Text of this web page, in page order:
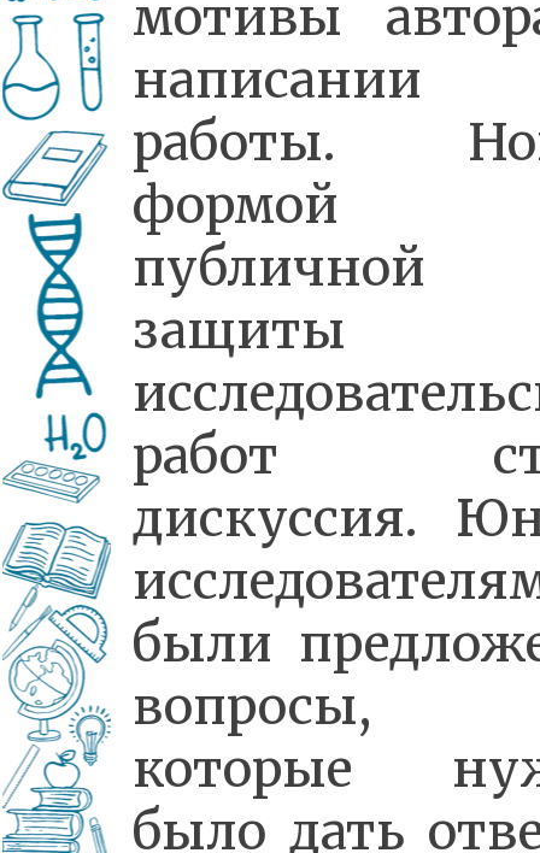
мотивы
написании
работы.
формой
публичной
защиты
работ
дискуссия.
были
вопросы,
которые
было дать